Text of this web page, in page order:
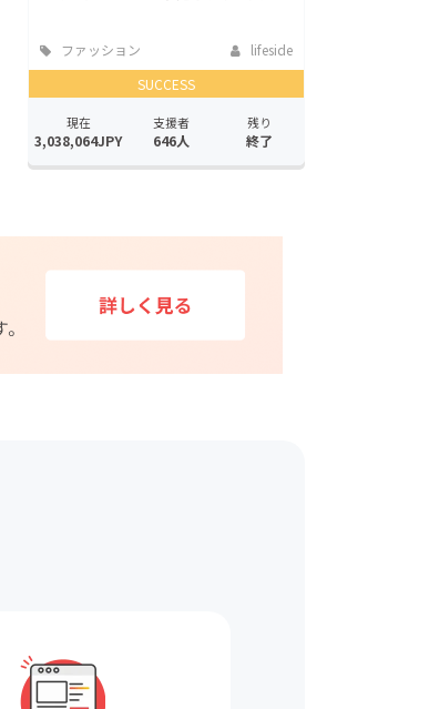
ファッション
lifeside
SUCCESS
現在
3,038,064JPY
支援者
646人
残り
終了